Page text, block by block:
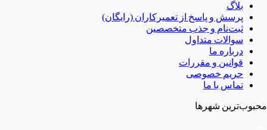
بلاگ
پرسش و پاسخ از تعمیرکاران (رایگان)
ثبت‌نام و جذب متخصصین
سوالات متداول
درباره ما
قوانین و مقررات
حریم خصوصی
تماس با ما
محبوب‌ترین شهر‌ها